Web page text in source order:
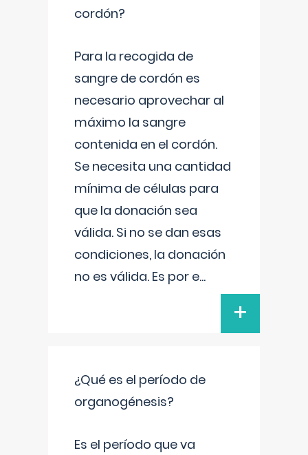
cordón?
Para la recogida de
sangre de cordón es
necesario aprovechar al
máximo la sangre
contenida en el cordón.
Se necesita una cantidad
mínima de células para
que la donación sea
válida. Si no se dan esas
condiciones, la donación
no es válida. Es por e...
+
¿Qué es el período de
organogénesis?
Es el período que va